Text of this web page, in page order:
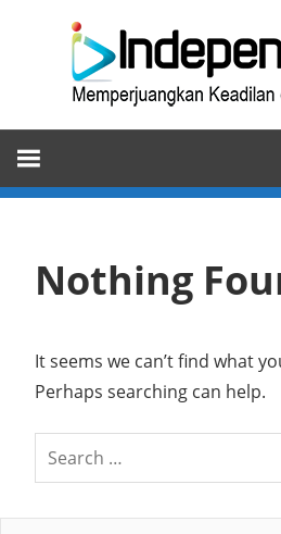
Memperjuangkan
Keadilan
dan
Nothing
It seems we can’t find what
Perhaps searching can help.